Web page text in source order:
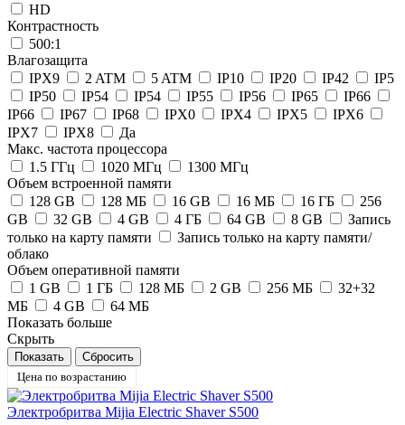
HD
Контрастность
500:1
Влагозащита
IPX9
2 ATM 5 ATM IP10 IP20 IP42
IP5
IP50
IP54 IP54 IP55 IP56 IP65
IP66
IP66
IP67 IP68 IPX0 IPX4 IPX5
IPX6
IPX7
IPX8
Да
Макс. частота процессора
1.5 ГГц
1020 МГц
1300 МГц
Объем встроенной памяти
128 GB
128 МБ 16 GB 16 MБ 16 ГБ
256
GB
32 GB 4 GB 4 ГБ 64 GB 8 GB
Запись
только на карту памяти
Запись только на карту памяти/
облако
Объем оперативной памяти
1 GB
1 ГБ 128 МБ 2 GB 256 МБ
32+32
МБ
4 GB
64 MБ
Показать больше
Скрыть
Цена по возрастанию
Электробритва Mijia Electric Shaver S500